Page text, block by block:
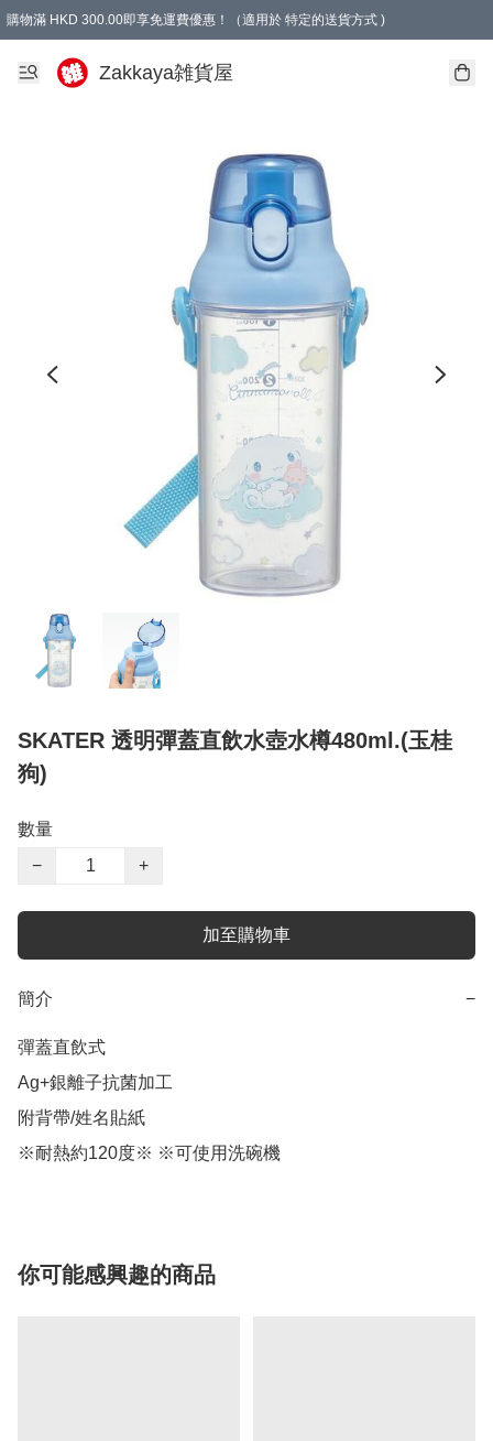
購物滿 HKD 300.00即享免運費優惠！（適用於 特定的送貨方式 )
Zakkaya雑貨屋
SKATER 透明彈蓋直飲水壺水樽480ml.(玉桂
狗)
數量
−
+
加至購物車
簡介 −
彈蓋直飲式
Ag+銀離子抗菌加工
附背帶/姓名貼紙
※耐熱約120度※ ※可使用洗碗機
你可能感興趣的商品